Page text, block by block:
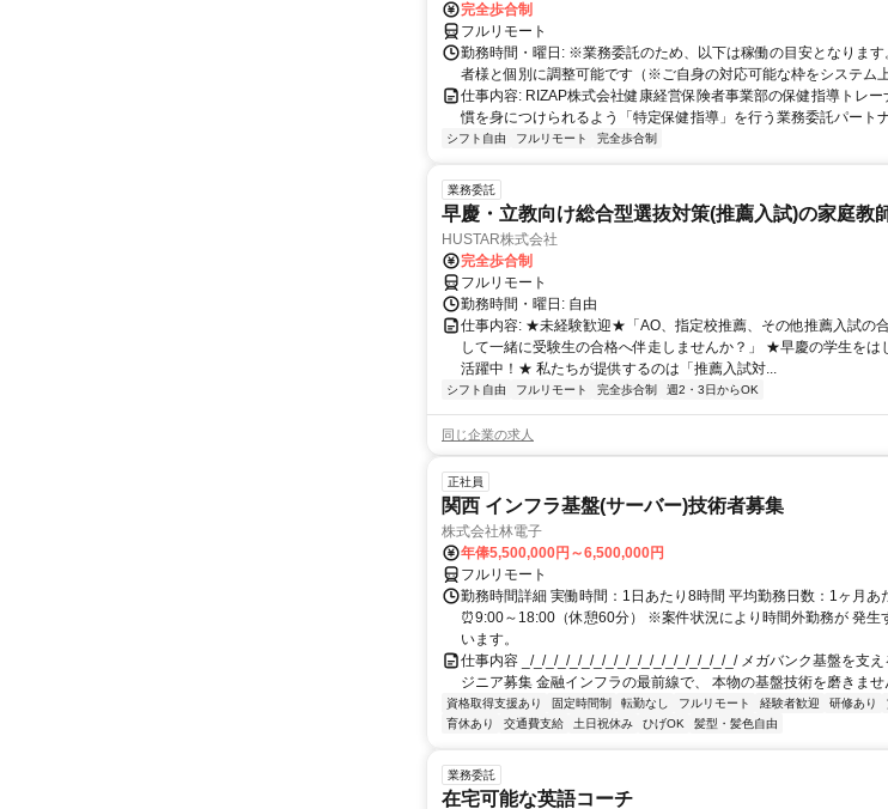
完全歩合制
フルリモート
勤務時間・曜日: ※業務委託のため、以下は稼働の目安となりま
者様と個別に調整可能です（※ご自身の対応可能な枠をシステム
仕事内容: RIZAP株式会社健康経営保険者事業部の保健指導トレ
慣を身につけられるよう「特定保健指導」を行う業務委託パート
シフト自由 フルリモート 完全歩合制
業務委託
早慶・立教向け総合型選抜対策(推薦入試)の家庭教
HUSTAR株式会社
完全歩合制
フルリモート
勤務時間・曜日: 自由
仕事内容: ★未経験歓迎★「AO、指定校推薦、その他推薦入試の
して一緒に受験生の合格へ伴走しませんか？」 ★早慶の学生をは
活躍中！★ 私たちが提供するのは「推薦入試対...
シフト自由 フルリモート 完全歩合制 週2・3日からOK
同じ企業の求人
正社員
関西 インフラ基盤(サーバー)技術者募集
株式会社林電子
年俸5,500,000円～6,500,000円
フルリモート
勤務時間詳細 実働時間：1日あたり8時間 平均勤務日数：1ヶ月あ
⏰9:00～18:00（休憩60分） ※案件状況により時間外勤務が 発生
います。
仕事内容 _/_/_/_/_/_/_/_/_/_/_/_/_/_/_/_/_/_/ メガバンク基盤を支
ジニア募集 金融インフラの最前線で、 本物の基盤技術を磨きませ
資格取得支援あり 固定時間制 転勤なし フルリモート 経験者歓迎 研修あり
育休あり
交通費支給 土日祝休み ひげOK 髪型・髪色自由
業務委託
在宅可能な英語コーチ